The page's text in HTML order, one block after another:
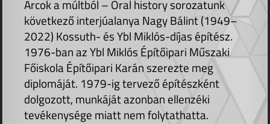
Arcok a múltból – Oral history sorozatunk
következő interjúalanya Nagy Bálint (1949–
2022) Kossuth- és Ybl Miklós-díjas építész.
1976-ban az Ybl Miklós Építőipari Műszaki
Főiskola Építőipari Karán szerezte meg
diplomáját. 1979-ig tervező építészként
dolgozott, munkáját azonban ellenzéki
tevékenysége miatt nem folytathatta.